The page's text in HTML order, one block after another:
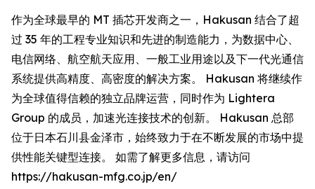
作为全球最早的 MT 插芯开发商之一，Hakusan 结合了超
过 35 年的工程专业知识和先进的制造能力，为数据中心、
电信网络、航空航天应用、一般工业用途以及下一代光通信
系统提供高精度、高密度的解决方案。 Hakusan 将继续作
为全球值得信赖的独立品牌运营，同时作为 Lightera
Group 的成员，加速光连接技术的创新。 Hakusan 总部
位于日本石川县金泽市，始终致力于在不断发展的市场中提
供性能关键型连接。 如需了解更多信息，请访问
https://hakusan-mfg.co.jp/en/